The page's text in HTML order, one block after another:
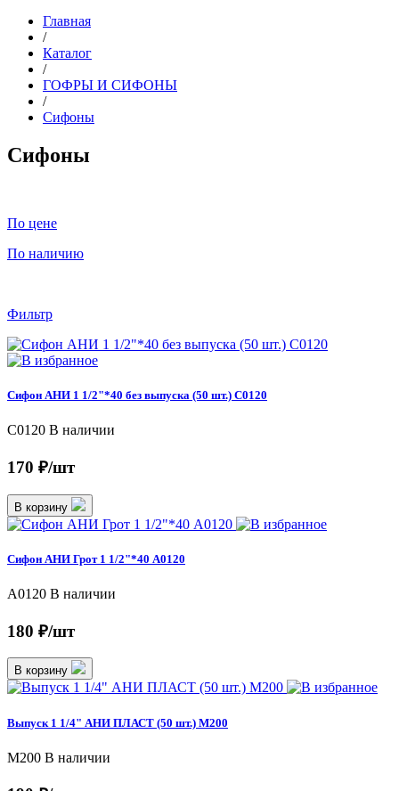
Главная
/
Каталог
/
ГОФРЫ И СИФОНЫ
/
Сифоны
Сифоны
По цене
По наличию
Фильтр
Сифон АНИ 1 1/2"*40 без выпуска (50 шт.) C0120
C0120 В наличии
170 ₽/шт
В корзину
Сифон АНИ Грот 1 1/2"*40 A0120
A0120 В наличии
180 ₽/шт
В корзину
Выпуск 1 1/4" АНИ ПЛАСТ (50 шт.) M200
M200 В наличии